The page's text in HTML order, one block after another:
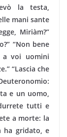
la testa,
mani sante
Miriàm?”
“Non bene
voi uomini
“Lascia che
e un uomo,
tutti e
a morte: la
ha gridato, e